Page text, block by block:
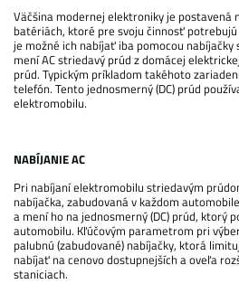
Väčšina modernej elektroniky je postavená
batériách, ktoré pre svoju činnosť
je možné ich nabíjať iba pomocou
mení AC striedavý prúd z domácej
prúd. Typickým príkladom takéhoto
telefón. Tento jednosmerný (DC) prúd
elektromobilu.
NABÍJANIE AC
Pri nabíjaní elektromobilu striedavým
nabíjačka, zabudovaná v každom
a mení ho na jednosmerný (DC) prúd, ktorý
automobilu. Kľúčovým parametrom pri
palubnú (zabudované) nabíjačky, ktorá
nabíjať na cenovo dostupnejších a oveľa
staniciach.